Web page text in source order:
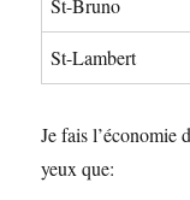
St-Bruno
St-Lambert
Je fais l’économie
yeux que: